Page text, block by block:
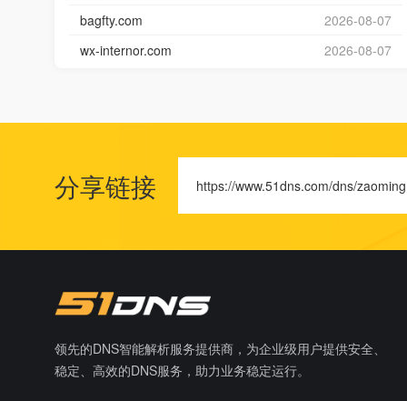
bagfty.com
2026-08-07
wx-internor.com
2026-08-07
分享链接 https://www.51dns.com/dns/
领先的DNS智能解析服务提供商，为企业级用户提供安全、
稳定、高效的DNS服务，助力业务稳定运行。